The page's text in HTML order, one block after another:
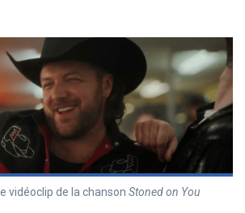
vidéoclip de la chanson Stoned on You